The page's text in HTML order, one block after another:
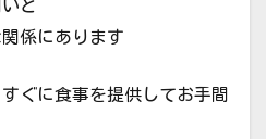
と
係にあります
ぐに食事を提供してお手間